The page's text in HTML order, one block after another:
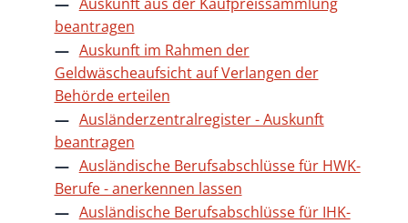
beantragen
Auskunft im Rahmen der
Geldwäscheaufsicht auf Verlangen der
Behörde erteilen
Ausländerzentralregister - Auskunft
beantragen
Ausländische Berufsabschlüsse für HWK-
Berufe - anerkennen lassen
Ausländische Berufsabschlüsse für IHK-